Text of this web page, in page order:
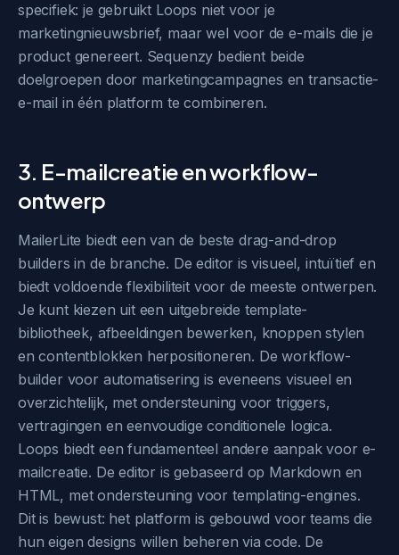
specifiek: je gebruikt Loops niet voor je
marketingnieuwsbrief, maar wel voor de e-mails die je
product genereert. Sequenzy bedient beide
doelgroepen door marketingcampagnes en transactie-
e-mail in één platform te combineren.
3. E-mailcreatie en workflow-
ontwerp
MailerLite biedt een van de beste drag-and-drop
builders in de branche. De editor is visueel, intuïtief en
biedt voldoende flexibiliteit voor de meeste ontwerpen.
Je kunt kiezen uit een uitgebreide template-
bibliotheek, afbeeldingen bewerken, knoppen stylen
en contentblokken herpositioneren. De workflow-
builder voor automatisering is eveneens visueel en
overzichtelijk, met ondersteuning voor triggers,
vertragingen en eenvoudige conditionele logica.
Loops biedt een fundamenteel andere aanpak voor e-
mailcreatie. De editor is gebaseerd op Markdown en
HTML, met ondersteuning voor templating-engines.
Dit is bewust: het platform is gebouwd voor teams die
hun eigen designs willen beheren via code. De